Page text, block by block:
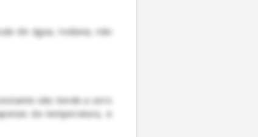
de água, todavia, não
não tende a zero
da temperatura, e